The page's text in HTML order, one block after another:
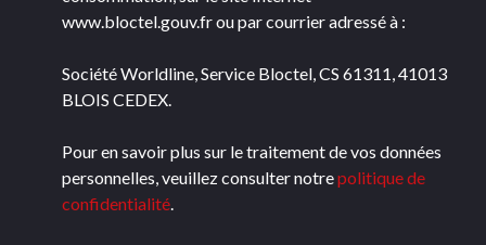
www.bloctel.gouv.fr ou par courrier adressé à :
Société Worldline, Service Bloctel, CS 61311, 41013
BLOIS CEDEX.
Pour en savoir plus sur le traitement de vos données
personnelles, veuillez consulter notrepolitique de
confidentialité.